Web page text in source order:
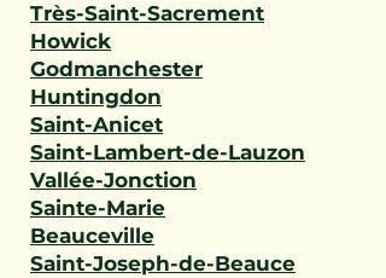
Très-Saint-Sacrement
Howick
Godmanchester
Huntingdon
Saint-Anicet
Saint-Lambert-de-Lauzon
Vallée-Jonction
Sainte-Marie
Beauceville
Saint-Joseph-de-Beauce